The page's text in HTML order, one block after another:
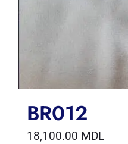
BR012
18,100.00 MDL